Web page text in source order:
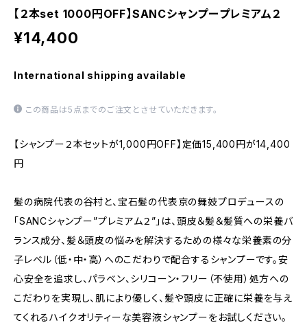
【２本set 1000円OFF】SANCシャンプープレミアム２
¥14,400
International shipping available
この商品は5点までのご注文とさせていただきます。
【シャンプー２本セットが1,000円OFF】定価15,400円が14,400
円
髪の病院代表の谷村と、宝石髪の代表京の舞妓プロデュースの
「SANCシャンプー”プレミアム２”」は、頭皮＆髪＆髪質への栄養バ
ランス成分、髪＆頭皮の悩みを解決するための様々な栄養素の分
子レベル（低・中・高）へのこだわりで配合するシャンプーです。安
心安全を追求し、パラベン、シリコーン・フリー（不使用）処方への
こだわりを実現し、肌により優しく、髪や頭皮に正確に栄養を与え
てくれるハイクオリティーな美容液シャンプーをお試しください。